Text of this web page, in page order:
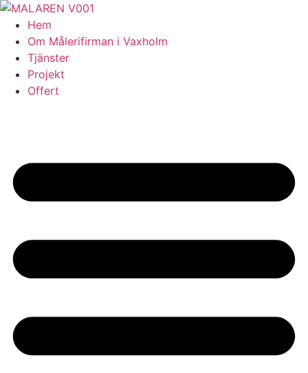
Skip
content
Hem
Om Målerifirman i Vaxholm
Tjänster
Projekt
Offert